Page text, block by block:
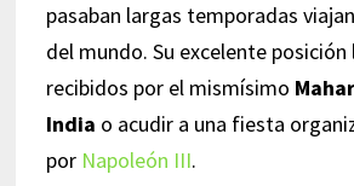
pasaban largas temporadas
del mundo. Su excelente posición
recibidos por el mismísimo
India o acudir a una fiesta
por Napoleón III.